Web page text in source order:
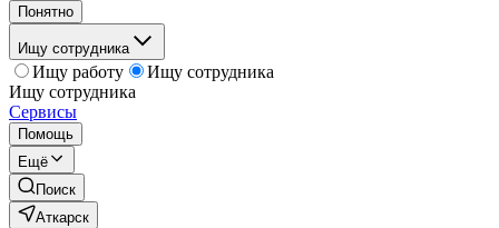
Понятно
Ищу сотрудника
Ищу работу
Ищу сотрудника
Ищу сотрудника
Сервисы
Помощь
Ещё
Поиск
Аткарск